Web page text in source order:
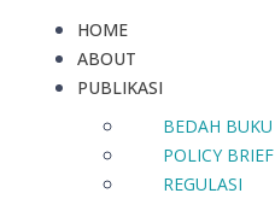
HOME
ABOUT
PUBLIKASI
BEDAH BUKU
POLICY BRIEF
REGULASI